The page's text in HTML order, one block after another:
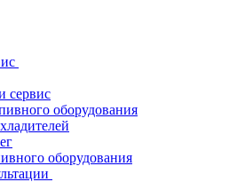
сервис
оборудования
оборудования